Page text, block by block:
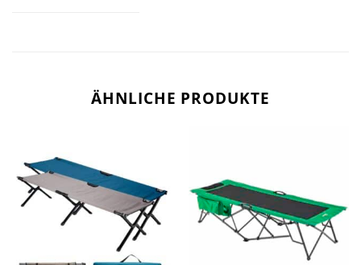
ÄHNLICHE PRODUKTE